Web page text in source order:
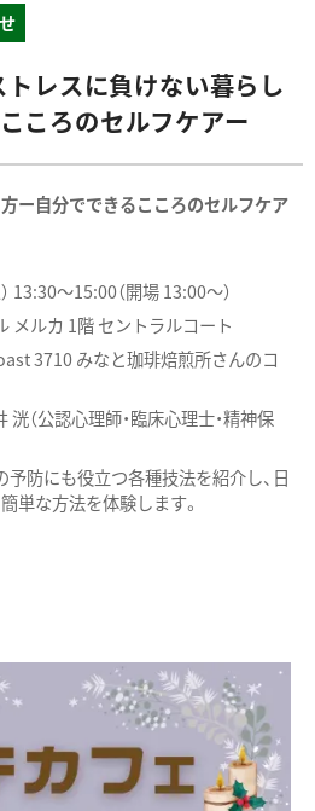
トレスに負けない暮らし
ころのセルフケアー
ー自分でできるこころのセルフケア
13:30〜15:00（開場 13:00〜）
メルカ 1階 セントラルコート
3710 みなと珈琲焙煎所さんのコ
（公認心理師・臨床心理士・精神保
予防にも役立つ各種技法を紹介し、日
単な方法を体験します。